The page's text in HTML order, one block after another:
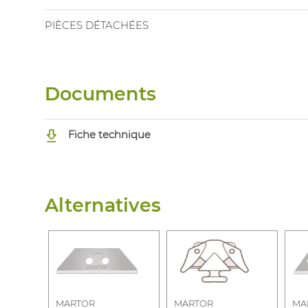
PIÈCES DÉTACHÉES
Documents
Fiche technique
Alternatives
MARTOR MARTOR